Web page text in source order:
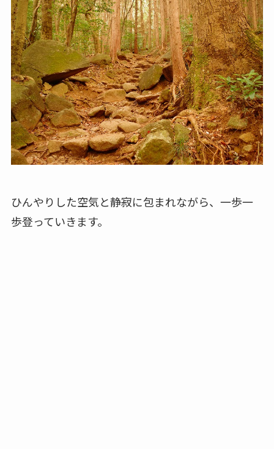
ひんやりした空気と静寂に包まれながら、一歩一
歩登っていきます。